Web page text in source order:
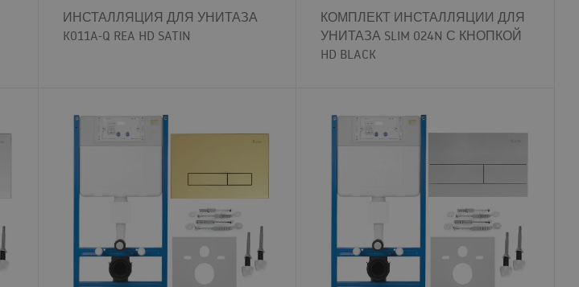
ИНСТАЛЛЯЦИЯ ДЛЯ УНИТАЗА
K011A-Q REA HD SATIN
КОМПЛЕКТ ИНСТАЛЛЯЦИИ ДЛЯ
УНИТАЗА SLIM 024N С КНОПКОЙ
HD BLACK